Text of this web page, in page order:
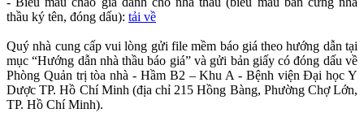
thầu ký tên, đóng dấu): tải về
Quý nhà cung cấp vui lòng gửi file mềm báo giá theo hướng dẫn tại
mục “Hướng dẫn nhà thầu báo giá” và gửi bản giấy có đóng dấu về
Phòng Quản trị tòa nhà - Hầm B2 – Khu A - Bệnh viện Đại học Y
Dược TP. Hồ Chí Minh (địa chỉ 215 Hồng Bàng, Phường Chợ Lớn,
TP. Hồ Chí Minh).